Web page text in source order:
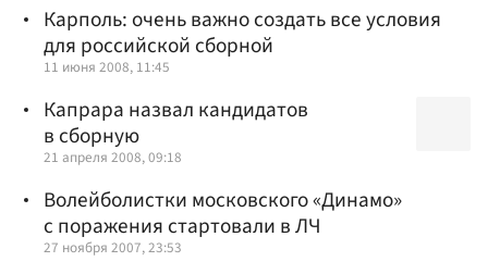
Карполь: очень важно создать все условия
для российской сборной
11 июня 2008, 11:45
Капрара назвал кандидатов
в сборную
21 апреля 2008, 09:18
Волейболистки московского «Динамо»
с поражения стартовали в ЛЧ
27 ноября 2007, 23:53